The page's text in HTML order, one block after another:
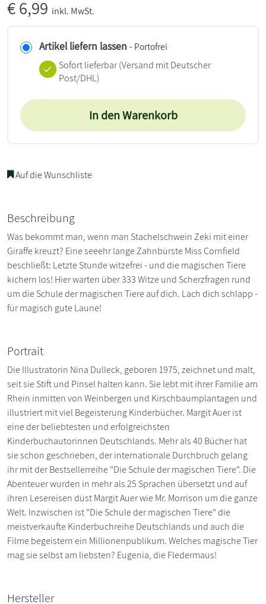
€6,99 inkl. MwSt.
Artikel liefern lassen - Portofrei
Sofort lieferbar(Versand mit Deutscher
Post/DHL)
In den Warenkorb
Auf die Wunschliste
Beschreibung
Was bekommt man, wenn man Stachelschwein Zeki mit einer
Giraffe kreuzt? Eine seeehr lange Zahnbürste Miss Cornfield
beschließt: Letzte Stunde witzefrei - und die magischen Tiere
kichern los! Hier warten über 333 Witze und Scherzfragen rund
um die Schule der magischen Tiere auf dich. Lach dich schlapp -
für magisch gute Laune!
Portrait
Die Illustratorin Nina Dulleck, geboren 1975, zeichnet und malt,
seit sie Stift und Pinsel halten kann. Sie lebt mit ihrer Familie am
Rhein inmitten von Weinbergen und Kirschbaumplantagen und
illustriert mit viel Begeisterung Kinderbücher. Margit Auer ist
eine der beliebtesten und erfolgreichsten
Kinderbuchautorinnen Deutschlands. Mehr als 40 Bücher hat
sie schon geschrieben, der internationale Durchbruch gelang
ihr mit der Bestsellerreihe "Die Schule der magischen Tiere". Die
Abenteuer wurden in mehr als 25 Sprachen übersetzt und auf
ihren Lesereisen düst Margit Auer wie Mr. Morrison um die ganze
Welt. Inzwischen ist "Die Schule der magischen Tiere" die
meistverkaufte Kinderbuchreihe Deutschlands und auch die
Filme begeistern ein Millionenpublikum. Welches magische Tier
mag sie selbst am liebsten? Eugenia, die Fledermaus!
Hersteller